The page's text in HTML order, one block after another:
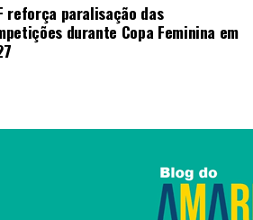
reforça paralisação das
durante Copa Feminina em